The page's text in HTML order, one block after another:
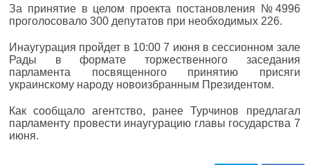
За принятие в целом проекта постановления №4996
проголосовало 300 депутатов при необходимых 226.
Инаугурация пройдет в 10:00 7 июня в сессионном зале
Рады в формате торжественного заседания
парламента посвященного принятию присяги
украинскому народу новоизбранным Президентом.
Как сообщало агентство, ранее Турчинов предлагал
парламенту провести инаугурацию главы государства 7
июня.